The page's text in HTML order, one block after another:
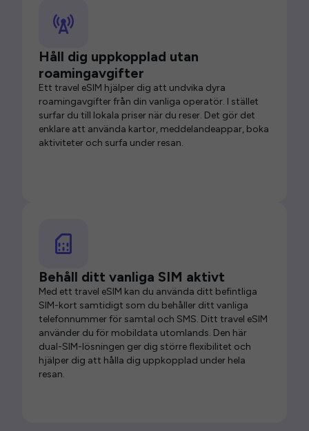
Håll dig uppkopplad utan
roamingavgifter
Ett travel eSIM hjälper dig att undvika dyra
roamingavgifter från din vanliga operatör. I stället
surfar du till lokala priser när du reser. Det gör det
enklare att använda kartor, meddelandeappar, boka
aktiviteter och surfa under resan.
Behåll ditt vanliga SIM aktivt
Med ett travel eSIM kan du använda ditt befintliga
SIM-kort samtidigt som du behåller ditt vanliga
telefonnummer för samtal och SMS. Ditt travel eSIM
använder du för mobildata utomlands. Den här
dual-SIM-lösningen ger dig större flexibilitet och
hjälper dig att hålla dig uppkopplad under hela
resan.